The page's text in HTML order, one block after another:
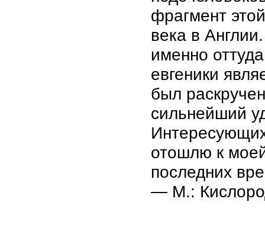
фрагмент
века в
именно
евгеники
был
сильнейший
отошлю к
последних
— М.: